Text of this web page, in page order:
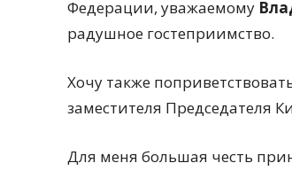
Федерации, уважаемому
радушное гостеприимство.
Хочу также
заместителя Председателя
Для меня большая честь